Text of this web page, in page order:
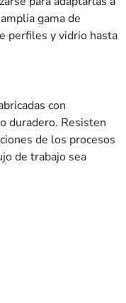
gama de
perfiles y vidrio hasta
con
duradero. Resisten
de los procesos
de trabajo sea